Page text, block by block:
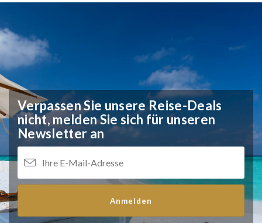
Verpassen Sie unsere Reise-Deals
nicht, melden Sie sich für unseren
Newsletter an
Anmelden